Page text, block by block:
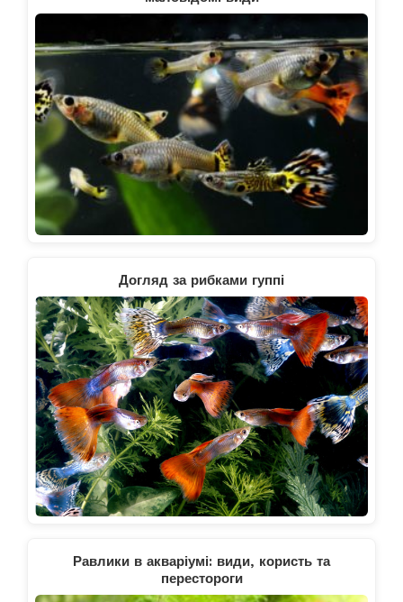
Догляд за рибками гуппі
Равлики в акваріумі: види, користь та
перестороги